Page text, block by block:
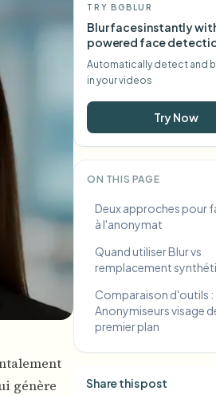
génère
TRY BGBLUR
Blur faces instantly
powered face
Automatically detect and
in your videos
Try Now
ON THIS PAGE
Deux approches pour
à l'anonymat
Quand utiliser Blur vs
remplacement
Comparaison d'outils :
Anonymiseurs visage
premier plan
Share this post